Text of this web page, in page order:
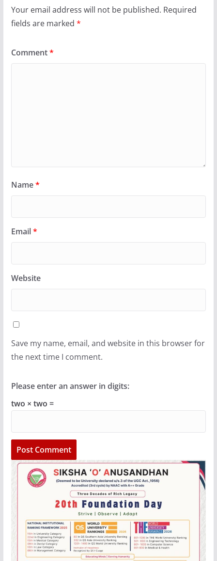
Your email address will not be published. Required
fields are marked *
Comment*
Name*
Email*
Website
Save my name, email, and website in this browser for
the next time I comment.
Please enter an answer in digits:
two × two =